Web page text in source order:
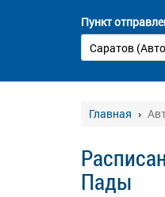
Пункт
Главная
Пады